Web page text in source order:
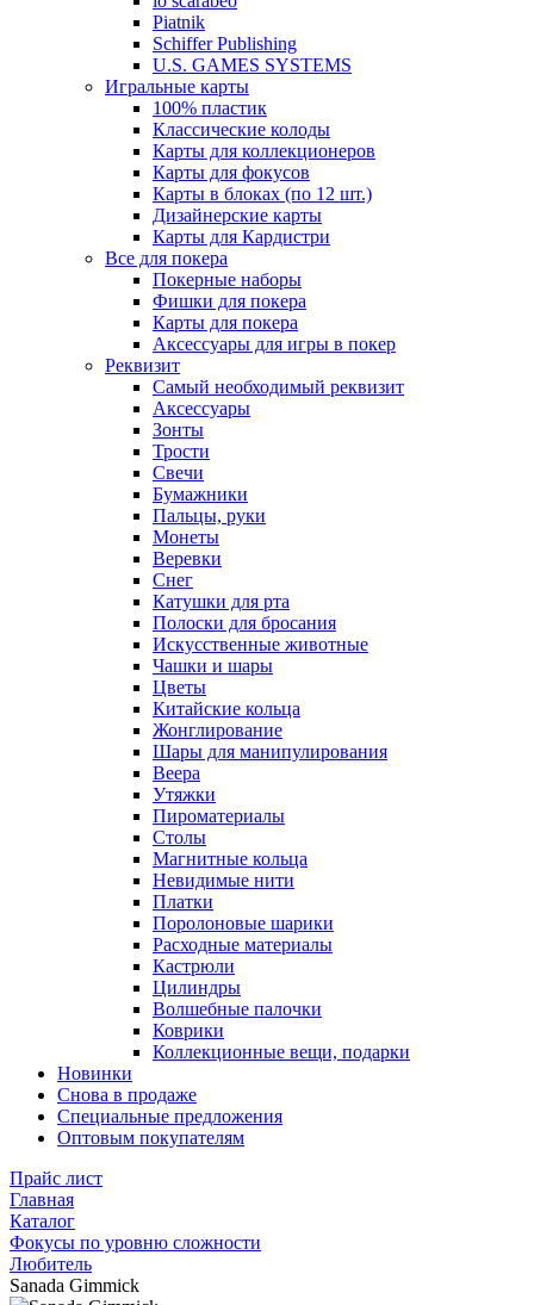
Piatnik
Schiffer Publishing
U.S. GAMES SYSTEMS
Игральные карты
100% пластик
Классические колоды
Карты для коллекционеров
Карты для фокусов
Карты в блоках (по 12 шт.)
Дизайнерские карты
Карты для Кардистри
Все для покера
Покерные наборы
Фишки для покера
Карты для покера
Аксессуары для игры в покер
Реквизит
Самый необходимый реквизит
Аксессуары
Зонты
Трости
Свечи
Бумажники
Пальцы, руки
Монеты
Веревки
Снег
Катушки для рта
Полоски для бросания
Искусственные животные
Чашки и шары
Цветы
Китайские кольца
Жонглирование
Шары для манипулирования
Веера
Утяжки
Пироматериалы
Столы
Магнитные кольца
Невидимые нити
Платки
Поролоновые шарики
Расходные материалы
Кастрюли
Цилиндры
Волшебные палочки
Коврики
Коллекционные вещи, подарки
Новинки
Снова в продаже
Специальные предложения
Оптовым покупателям
Прайс лист
Главная
Каталог
Фокусы по уровню сложности
Любитель
Sanada Gimmick